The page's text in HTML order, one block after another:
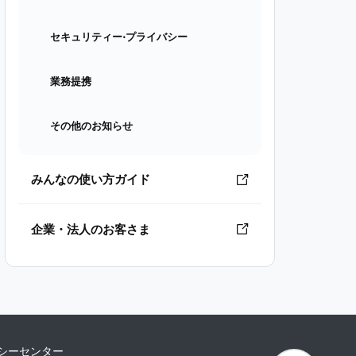
セキュリティー⋅プライバシー
業務提携
その他のお知らせ
みんなの使い方ガイド
企業・法人のお客さま
ーセンター